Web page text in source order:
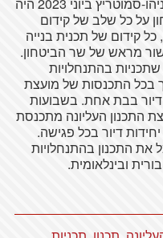
על כל שלב של קידום
קידום של תכנית בנייה
מראש של שר הביטחון.
בהתנחלויות
בכל התכנסות של מועצת
דיור בבת אחת. בשבועות
התכנון העליונה מתכנסת
דיור בכל פגישה.
התכנון בהתנחלויות
ובינלאומית.